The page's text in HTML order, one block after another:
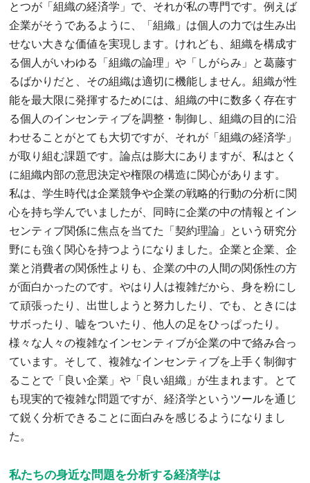
とつが「組織の経済学」で、それが私の専門です。例えば
企業がそうであるように、「組織」は個人の力では生み出
せない大きな価値を実現します。けれども、組織を構成す
る個人がいわゆる「組織の論理」や「しがらみ」と葛藤す
るばかりだと、その組織は適切に機能しません。組織が性
能を最大限に発揮するためには、組織の中に数多く存在す
る個人のインセンティブを調整・制御し、組織の目的に沿
わせることがとても大切ですが、それが「組織の経済学」
が取り組む課題です。論点は膨大にありますが、私はとく
に組織内部の意思決定や権限の構造に関心があります。
私は、学生時代は企業競争や企業の戦略的行動の分析に関
心を持ち学んでいましたが、同時に企業の中の情報とイン
センティブ関係に焦点を当てた「契約理論」という研究分
野にも強く関心を持つようになりました。企業と企業、企
業と消費者の関係性よりも、企業の中の人間の関係性の方
が面白かったのです。やはり人は複雑だから、身を粉にし
て頑張ったり、出世しようと努力したり、でも、ときには
サボったり、嘘をついたり、他人の足をひっぱったり。
様々な人々の複雑なインセンティブが企業の中で絡み合っ
ています。そして、複雑なインセンティブを上手く制御す
ることで「良い企業」や「良い組織」が生まれます。とて
も現実的で複雑な問題ですが、経済学というツールを通じ
て鋭く分析できることに面白みを感じるようになりまし
た。
私たちの身近な問題を分析する経済学は